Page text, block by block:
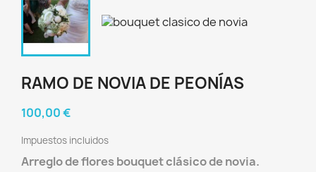
RAMO DE NOVIA DE PEONÍAS
100,00 €
Impuestos incluidos
Arreglo de flores bouquet clásico de novia.